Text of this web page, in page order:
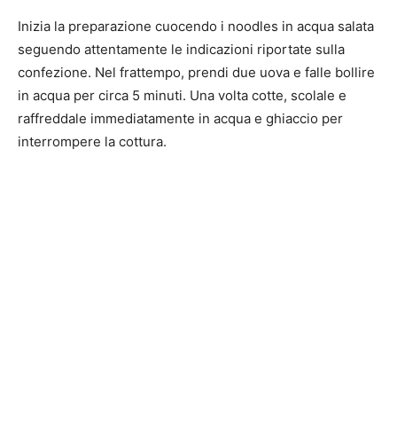
Inizia la preparazione cuocendo i noodles in acqua salata
seguendo attentamente le indicazioni riportate sulla
confezione. Nel frattempo, prendi due uova e falle bollire
in acqua per circa 5 minuti. Una volta cotte, scolale e
raffreddale immediatamente in acqua e ghiaccio per
interrompere la cottura.